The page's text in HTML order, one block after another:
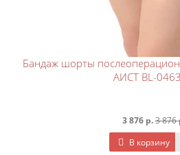
Бандаж шорты
АИСТ BL-
3 876 р.3 876
В корзину